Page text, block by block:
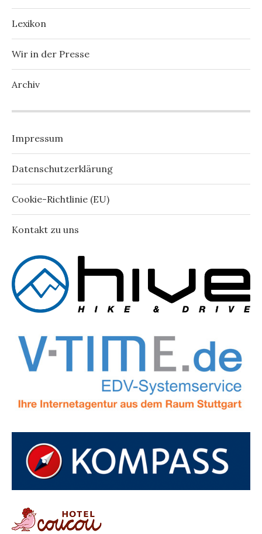
Lexikon
Wir in der Presse
Archiv
Impressum
Datenschutzerklärung
Cookie-Richtlinie (EU)
Kontakt zu uns